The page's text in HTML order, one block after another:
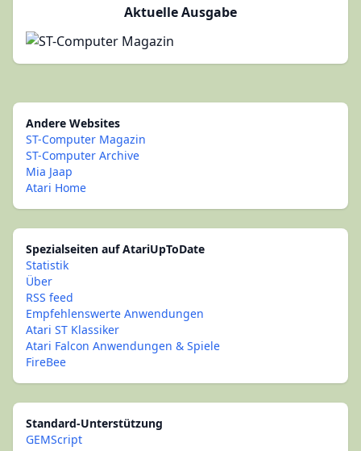
Aktuelle Ausgabe
Andere Websites
ST-Computer Magazin
ST-Computer Archive
Mia Jaap
Atari Home
Spezialseiten auf AtariUpToDate
Statistik
Über
RSS feed
Empfehlenswerte Anwendungen
Atari ST Klassiker
Atari Falcon Anwendungen & Spiele
FireBee
Standard-Unterstützung
GEMScript